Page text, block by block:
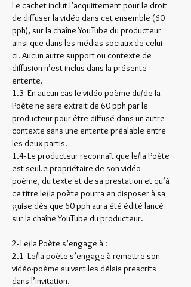
Le cachet inclut l’acquittement pour le droit
de diffuser la vidéo dans cet ensemble (60
pph), sur la chaîne YouTube du producteur
ainsi que dans les médias-sociaux de celui-
ci. Aucun autre support ou contexte de
diffusion n’est inclus dans la présente
entente.
1.3- En aucun cas le vidéo-poème du/de la
Poète ne sera extrait de 60 pph par le
producteur pour être diffusé dans un autre
contexte sans une entente préalable entre
les deux partis.
1.4- Le producteur reconnaît que le/la Poète
est seul.e propriétaire de son vidéo-
poème, du texte et de sa prestation et qu’à
ce titre le/la poète pourra en disposer à sa
guise dès que 60 pph aura été édité lancé
sur la chaîne YouTube du producteur.
2- Le/la Poète s’engage à :
2.1- Le/la poète s’engage à remettre son
vidéo-poème suivant les délais prescrits
dans l’invitation.